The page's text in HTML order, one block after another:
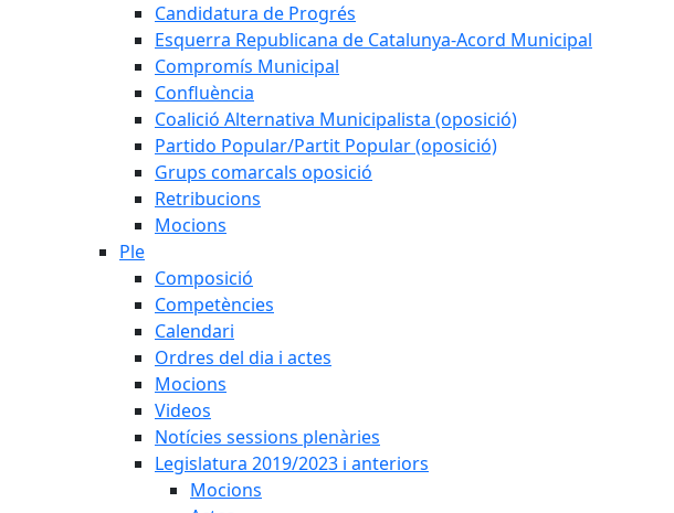
Candidatura de Progrés
Esquerra Republicana de Catalunya-Acord Municipal
Compromís Municipal
Confluència
Coalició Alternativa Municipalista (oposició)
Partido Popular/Partit Popular (oposició)
Grups comarcals oposició
Retribucions
Mocions
Ple
Composició
Competències
Calendari
Ordres del dia i actes
Mocions
Videos
Notícies sessions plenàries
Legislatura 2019/2023 i anteriors
Mocions